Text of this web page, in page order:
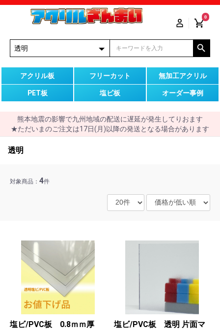
0
アクリル板 フリーカット 無加工アクリル
PET板 塩ビ板 オーダー事例
熊本地震の影響で九州地域の配送に遅延が発生してりおます
★ただいまのご注文は17日(月)以降の発送となる場合があります
透明
対象商品： 4件
塩ビ/PVC板 0.8ｍｍ厚
塩ビ/PVC板 透明 片面マ